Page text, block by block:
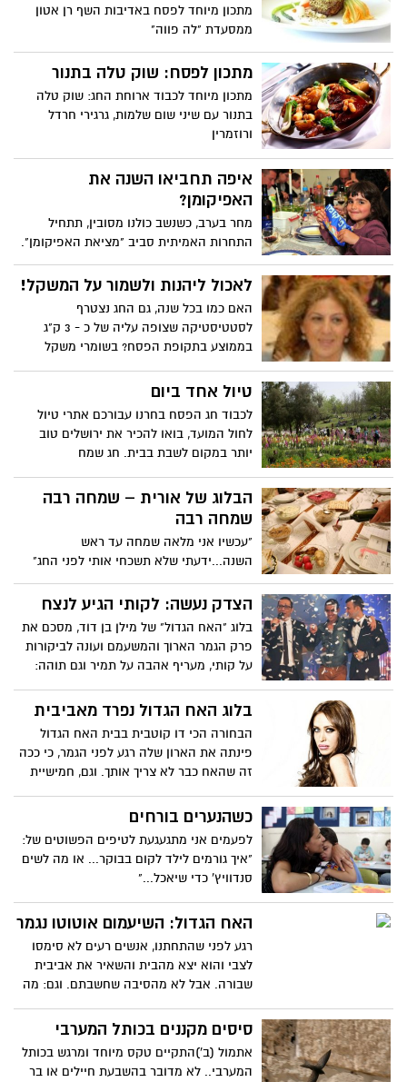
מתכון מיוחד לפסח באדיבות השף רן אטון
ממסעדת "לה פווה"
מתכון לפסח: שוק טלה בתנור
מתכון מיוחד לכבוד ארוחת החג: שוק טלה
בתנור עם שיני שום שלמות, גרגירי חרדל
ורוזמרין
איפה תחביאו השנה את
האפיקומן?
מחר בערב, כשנשב כולנו מסובין, תתחיל
התחרות האמיתית סביב "מציאת האפיקומן".
בכל שנה אתם מחביאים את האפיקמן באותו
המקום? אתם בחשק לגוון ולהפתיע? הכנו
לאכול ליהנות ולשמור על המשקל!
האם כמו בכל שנה, גם החג נצטרף
לסטטיסטיקה שצופה עליה של כ - 3 ק"ג
בממוצע בתקופת הפסח? בשומרי משקל
המשקל ואפילו ליהנות כל הדרך!
טיול אחד ביום
לכבוד חג הפסח בחרנו עבורכם אתרי טיול
לחול המועד, בואו להכיר את ירושלים טוב
יותר במקום לשבת בבית. חג שמח
הבלוג של אורית – שמחה רבה
שמחה רבה
"עכשיו אני מלאה שמחה עד ראש
השנה...ידעתי שלא תשכחי אותי לפני החג"
הצדק נעשה: לקותי הגיע לנצח
בלוג "האח הגדול" של מילן בן דוד, מסכם את
פרק הגמר הארוך והמשעמם ועונה לביקורות
על קותי, מעריף אהבה על תמיר וגם תוהה:
כמה העונה הזאת מצליחה?
בלוג האח הגדול נפרד מאביבית
הבחורה הכי דו קוטבית בבית האח הגדול
פינתה את הארון שלה רגע לפני הגמר, כי ככה
זה שהאח כבר לא צריך אותך. וגם, חמישיית
הלפני אחרון של מילן בן דוד
כשהנערים בורחים
לפעמים אני מתגעגעת לטיפים הפשוטים של:
"איך גורמים לילד לקום בבוקר... או מה לשים
סנדוויץ' כדי שיאכל..."
האח הגדול: השיעמום אוטוטו נגמר
רגע לפני שהתחתנו, אנשים רעים לא סימסו
לצבי והוא יצא מהבית והשאיר את אביבית
שבורה. אבל לא מהסיבה שחשבתם. וגם: מה
מילן בן דוד עצוב בשביל צביביביביבית
סיסים מקננים בכותל המערבי
אתמול (ב')התקיים טקס מיוחד ומרגש בכותל
המערבי.. לא מדובר בהשבעת חיילים או בר